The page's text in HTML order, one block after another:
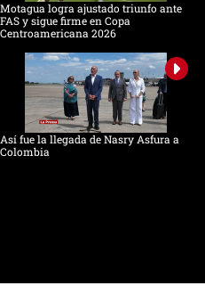
Motagua logra ajustado triunfo ante
FAS y sigue firme en Copa
Centroamericana 2026
Así fue la llegada de Nasry Asfura a
Colombia